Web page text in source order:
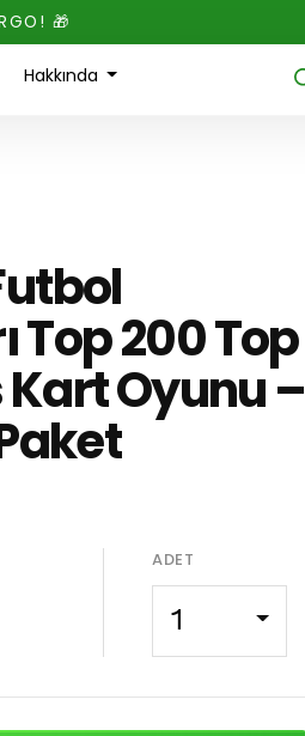
🎁
Hakkında
Top 200 Top
Oyunu –
ADET
1